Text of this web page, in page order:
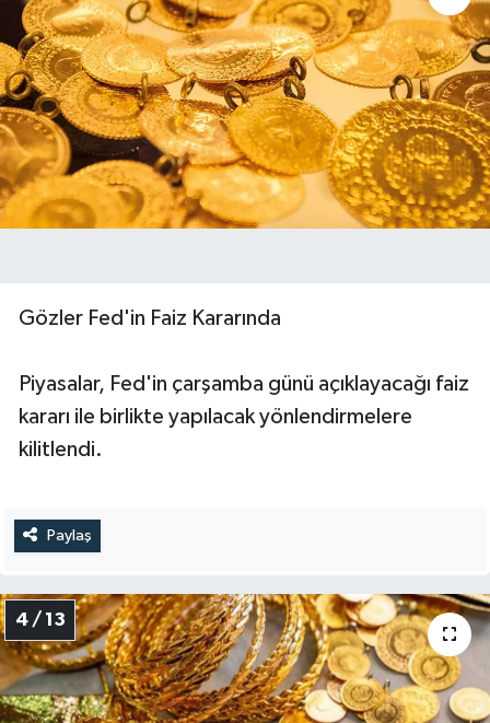
Gözler Fed'in Faiz Kararında
Piyasalar, Fed'in çarşamba günü açıklayacağı faiz
kararı ile birlikte yapılacak yönlendirmelere
kilitlendi.
Paylaş
4 / 13